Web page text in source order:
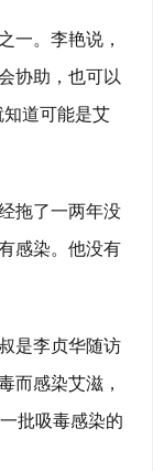
。李艳说，
协助，也可以
道可能是艾
拖了一两年没
感染。他没有
是李贞华随访
而感染艾滋，
批吸毒感染的